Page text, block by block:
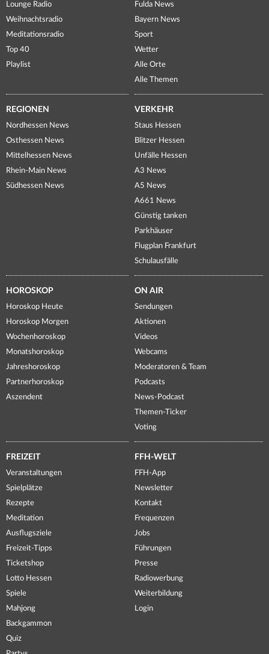
Lounge Radio
Weihnachtsradio
Meditationsradio
Top 40
Playlist
Fulda News
Bayern News
Sport
Wetter
Alle Orte
Alle Themen
REGIONEN
Nordhessen News
Osthessen News
Mittelhessen News
Rhein-Main News
Südhessen News
VERKEHR
Staus Hessen
Blitzer Hessen
Unfälle Hessen
A3 News
A5 News
A661 News
Günstig tanken
Parkhäuser
Flugplan Frankfurt
Schulausfälle
HOROSKOP
Horoskop Heute
Horoskop Morgen
Wochenhoroskop
Monatshoroskop
Jahreshoroskop
Partnerhoroskop
Aszendent
ON AIR
Sendungen
Aktionen
Videos
Webcams
Moderatoren & Team
Podcasts
News-Podcast
Themen-Ticker
Voting
FREIZEIT
Veranstaltungen
Spielplätze
Rezepte
Meditation
Ausflugsziele
Freizeit-Tipps
Ticketshop
Lotto Hessen
Spiele
Mahjong
Backgammon
Quiz
FFH-WELT
FFH-App
Newsletter
Kontakt
Frequenzen
Jobs
Führungen
Presse
Radiowerbung
Weiterbildung
Login